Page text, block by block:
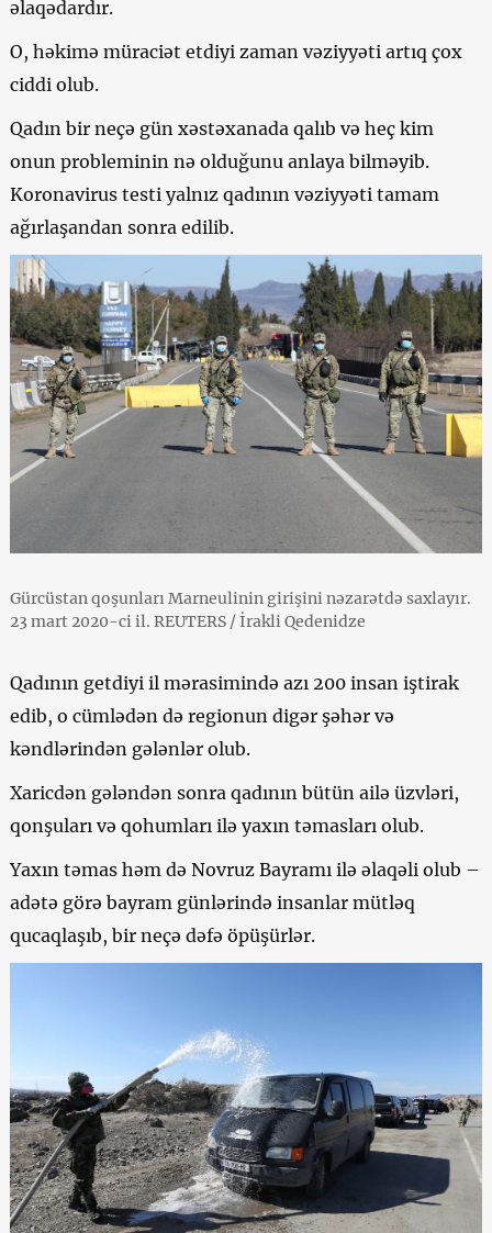
əlaqədardır.
O, həkimə müraciət etdiyi zaman vəziyyəti artıq çox
ciddi olub.
Qadın bir neçə gün xəstəxanada qalıb və heç kim
onun probleminin nə olduğunu anlaya bilməyib.
Koronavirus testi yalnız qadının vəziyyəti tamam
ağırlaşandan sonra edilib.
Gürcüstan qoşunları Marneulinin girişini nəzarətdə saxlayır.
23 mart 2020-ci il. REUTERS / İrakli Qedenidze
Qadının getdiyi il mərasimində azı 200 insan iştirak
edib, o cümlədən də regionun digər şəhər və
kəndlərindən gələnlər olub.
Xaricdən gələndən sonra qadının bütün ailə üzvləri,
qonşuları və qohumları ilə yaxın təmasları olub.
Yaxın təmas həm də Novruz Bayramı ilə əlaqəli olub –
adətə görə bayram günlərində insanlar mütləq
qucaqlaşıb, bir neçə dəfə öpüşürlər.